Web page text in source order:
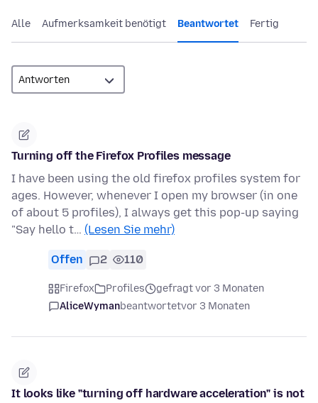
Alle Aufmerksamkeit benötigt Beantwortet Fertig
Turning off the Firefox Profiles message
I have been using the old firefox profiles system for
ages. However, whenever I open my browser (in one
of about 5 profiles), I always get this pop-up saying
"Say hello t… (Lesen Sie mehr)
Offen 2 110
Firefox Profiles
gefragt vor 3 Monaten
AliceWymanbeantwortetvor 3 Monaten
It looks like "turning off hardware acceleration" is not